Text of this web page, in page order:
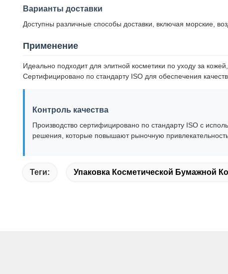
Варианты доставки
Доступны различные способы доставки, включая морские,
Применение
Идеально подходит для элитной косметики по уходу за
Сертифицировано по стандарту ISO для обеспечения
Контроль качества
Производство сертифицировано по стандарту ISO с
решения, которые повышают рыночную
Теги: Упаковка Косметической Бумажной